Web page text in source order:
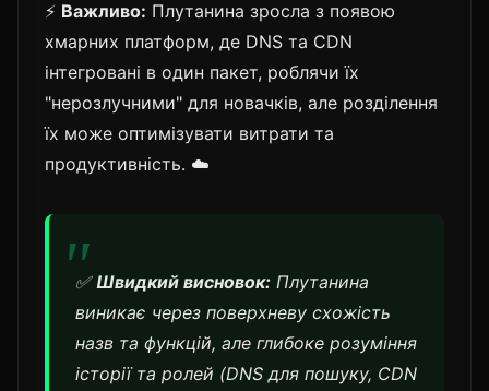
⚡ Важливо: Плутанина зросла з появою
хмарних платформ, де DNS та CDN
інтегровані в один пакет, роблячи їх
"нерозлучними" для новачків, але розділення
їх може оптимізувати витрати та
продуктивність. ☁️
✅ Швидкий висновок: Плутанина
виникає через поверхневу схожість
назв та функцій, але глибоке розуміння
історії та ролей (DNS для пошуку, CDN